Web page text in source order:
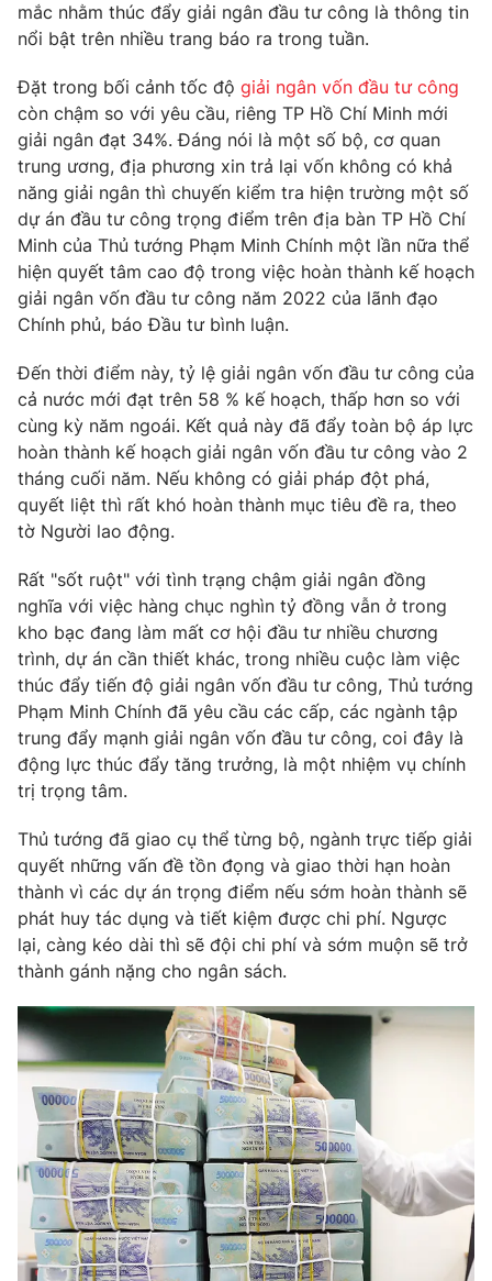
Phim VTV
Nhân vật
Khán giả
Giải sao mai
Giải trí
Điện ảnh
Âm nhạc
Sao
Đời sống
Du lịch
Làm đẹp
Chất lượng cuộc sống
Giáo dục
Tuyển sinh
Học trực tuyến
Công nghệ
Hitech Công nghệ tương lai
Sản phẩm
Thị trường
Tư vấn
Giao lưu trực tuyến
Chuyên mục khác
Emagazine Podcast
Photo
Video Shorts video
VTV Money VTV Thể thao
VTV Sức khoẻ Bất động sản
Thị trường 24h
VTV4 Vươn mình bằng AI
VTV9 VTV8
Liên hệ tòa soạn English
THỜI BÁO VTV
Theo dõi báo trên
Cơ quan chủ quản:Đài Truyền hình Việt Nam
Cơ quan báo chí:Thời báo VTV
mắc nhằm thúc đẩy giải ngân đầu tư công là thông tin
nổi bật trên nhiều trang báo ra trong tuần.
Đặt trong bối cảnh tốc độ giải ngân vốn đầu tư công
còn chậm so với yêu cầu, riêng TP Hồ Chí Minh mới
giải ngân đạt 34%. Đáng nói là một số bộ, cơ quan
trung ương, địa phương xin trả lại vốn không có khả
năng giải ngân thì chuyến kiểm tra hiện trường một số
dự án đầu tư công trọng điểm trên địa bàn TP Hồ Chí
Minh của Thủ tướng Phạm Minh Chính một lần nữa thể
hiện quyết tâm cao độ trong việc hoàn thành kế hoạch
giải ngân vốn đầu tư công năm 2022 của lãnh đạo
Chính phủ, báo Đầu tư bình luận.
Đến thời điểm này, tỷ lệ giải ngân vốn đầu tư công của
cả nước mới đạt trên 58 % kế hoạch, thấp hơn so với
cùng kỳ năm ngoái. Kết quả này đã đẩy toàn bộ áp lực
hoàn thành kế hoạch giải ngân vốn đầu tư công vào 2
tháng cuối năm. Nếu không có giải pháp đột phá,
quyết liệt thì rất khó hoàn thành mục tiêu đề ra, theo
tờ Người lao động.
Rất "sốt ruột" với tình trạng chậm giải ngân đồng
nghĩa với việc hàng chục nghìn tỷ đồng vẫn ở trong
kho bạc đang làm mất cơ hội đầu tư nhiều chương
trình, dự án cần thiết khác, trong nhiều cuộc làm việc
thúc đẩy tiến độ giải ngân vốn đầu tư công, Thủ tướng
Phạm Minh Chính đã yêu cầu các cấp, các ngành tập
trung đẩy mạnh giải ngân vốn đầu tư công, coi đây là
động lực thúc đẩy tăng trưởng, là một nhiệm vụ chính
trị trọng tâm.
Thủ tướng đã giao cụ thể từng bộ, ngành trực tiếp giải
quyết những vấn đề tồn đọng và giao thời hạn hoàn
thành vì các dự án trọng điểm nếu sớm hoàn thành sẽ
phát huy tác dụng và tiết kiệm được chi phí. Ngược
lại, càng kéo dài thì sẽ đội chi phí và sớm muộn sẽ trở
thành gánh nặng cho ngân sách.